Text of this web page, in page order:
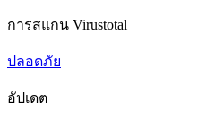
การสแกน Virustotal
ปลอดภัย
อัปเดต